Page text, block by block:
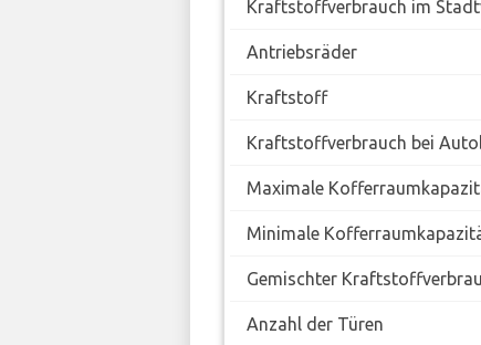
Kraftstoffverbrauch im
Antriebsräder
Kraftstoff
Kraftstoffverbrauch bei
Maximale
Minimale
Gemischter
Anzahl der Türen